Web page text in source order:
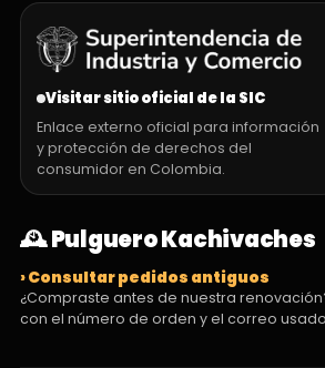
Visitar sitio oficial de la SIC
Enlace externo oficial para información
y protección de derechos del
consumidor en Colombia.
🕰️ Pulguero Kachivaches
› Consultar pedidos antiguos
¿Compraste antes de nuestra
con el número de orden y el correo